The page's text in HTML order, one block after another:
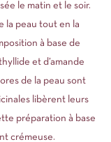
le matin et le soir.
la peau tout en la
à base de
et d’amande
de la peau sont
libèrent leurs
préparation à base
crémeuse.